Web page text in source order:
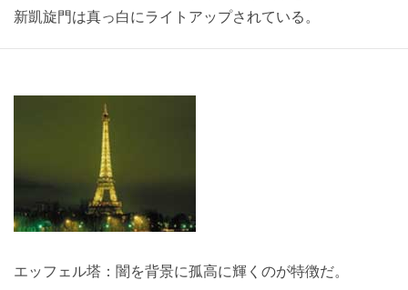
新凱旋門は真っ白にライトアップされている。
エッフェル塔：闇を背景に孤高に輝くのが特徴だ。